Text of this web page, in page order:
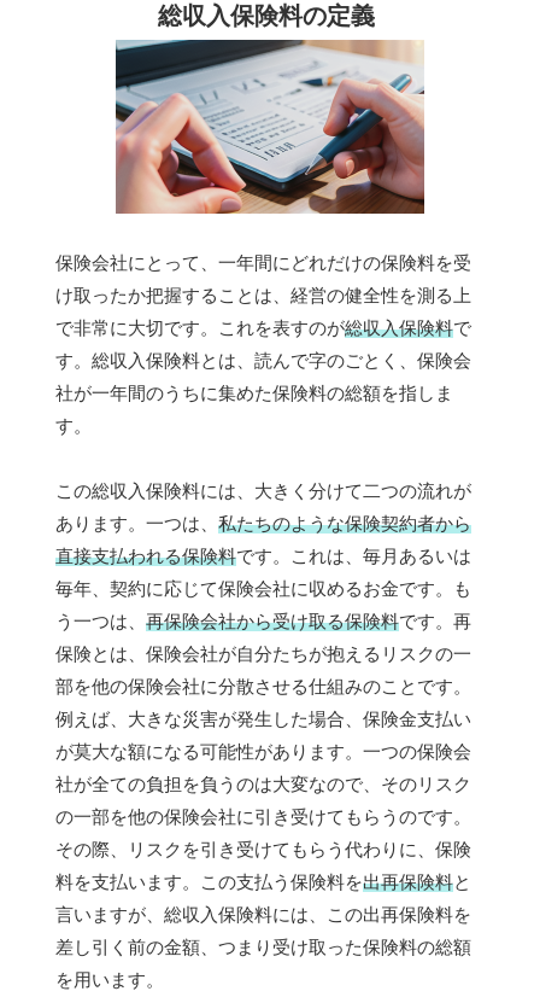
総収入保険料の定義
保険会社にとって、一年間にどれだけの保険料を受
け取ったか把握することは、経営の健全性を測る上
で非常に大切です。これを表すのが総収入保険料で
す。総収入保険料とは、読んで字のごとく、保険会
社が一年間のうちに集めた保険料の総額を指しま
す。
この総収入保険料には、大きく分けて二つの流れが
あります。一つは、 私たちのような保険契約者から
直接支払われる保険料です。これは、毎月あるいは
毎年、契約に応じて保険会社に収めるお金です。も
う一つは、 再保険会社から受け取る保険料です。再
保険とは、保険会社が自分たちが抱えるリスクの一
部を他の保険会社に分散させる仕組みのことです。
例えば、大きな災害が発生した場合、保険金支払い
が莫大な額になる可能性があります。一つの保険会
社が全ての負担を負うのは大変なので、そのリスク
の一部を他の保険会社に引き受けてもらうのです。
その際、リスクを引き受けてもらう代わりに、保険
料を支払います。この支払う保険料を出再保険料と
言いますが、総収入保険料には、この出再保険料を
差し引く前の金額、つまり受け取った保険料の総額
を用います。